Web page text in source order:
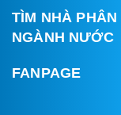
TÌM NHÀ
NGÀNH NƯỚC
FANPAGE